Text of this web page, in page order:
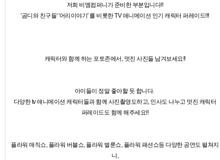
저희 비엠컴퍼니가 준비한 부분입니다!!
'곰디와 친구들' '어리이야기' 를 비롯한 TV 애니메이션 인기 캐릭터 퍼레이드!!!
캐릭터와 함께 하는 포토존에서, 멋진 사진들 남겨보세요!!
아이들이 정말 좋아할 듯 합니다.
다양한 tv 애니메이션 캐릭터들과 함께 사진촬영도하고, 인사도 나누고 멋진 캐릭터
퍼레이드도 함께 해주세요!!
플라워 매직쇼, 플라워 버블쇼, 플라워 벌룬쇼, 플라워 패션쇼등 다양한 공연도 펼쳐지
니,